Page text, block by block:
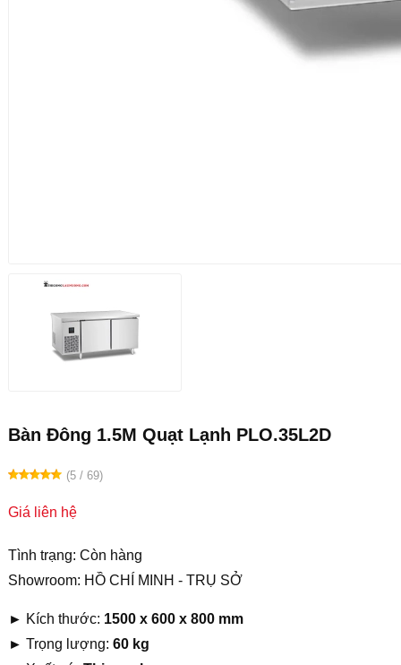
Bàn Đông 1.5M Quạt Lạnh PLO.35L2D
(5 / 69)
Giá liên hệ
Tình trạng: Còn hàng
Showroom: HỒ CHÍ MINH - TRỤ SỞ
► Kích thước: 1500 x 600 x 800 mm
► Trọng lượng: 60 kg